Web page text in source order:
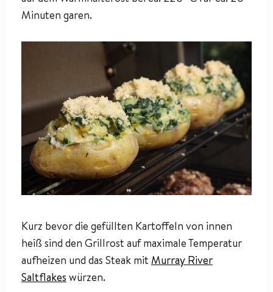
Minuten garen.
Kurz bevor die gefüllten Kartoffeln von innen
heiß sind den Grillrost auf maximale Temperatur
aufheizen und das Steak mit Murray River
Saltflakes würzen.